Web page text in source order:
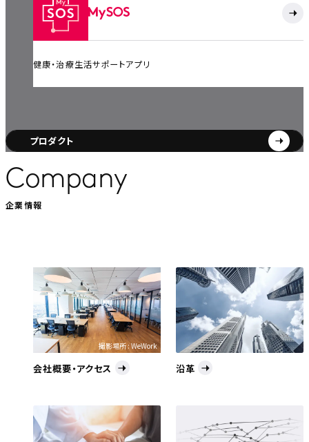
健康・治療生活サポートアプリ
プロダクト
Company
企業情報
撮影場所 : WeWork
会社概要・アクセス 沿革